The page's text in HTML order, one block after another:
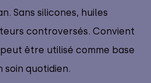
Sans silicones, huiles
controversés. Convient
être utilisé comme base
soin quotidien.